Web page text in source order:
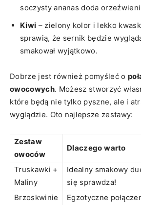
⁣soczysty ananas doda
Kiwi – zielony kolor i lekko
sprawią, że sernik będzie
smakował wyjątkowo.
Dobrze jest również pomyśleć ‌o
owocowych. ⁤Możesz stworzyć
⁢które ‌będą⁢ nie ​tylko pyszne, ale i
wyglądzie. Oto najlepsze zestawy:
Zestaw
owoców
Dlaczego ⁣warto
Truskawki +
Maliny
Idealny smakowy‌
się‌ sprawdza!
Brzoskwinie
Egzotyczne